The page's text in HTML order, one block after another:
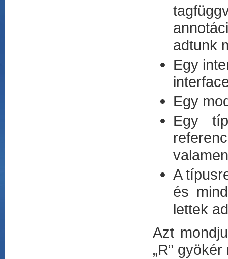
adtunk
Egy
Egy
Egy
A
és
lettek
Azt
„R”